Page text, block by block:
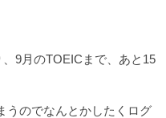
9月のTOEICまで、あと15
うのでなんとかしたくログ